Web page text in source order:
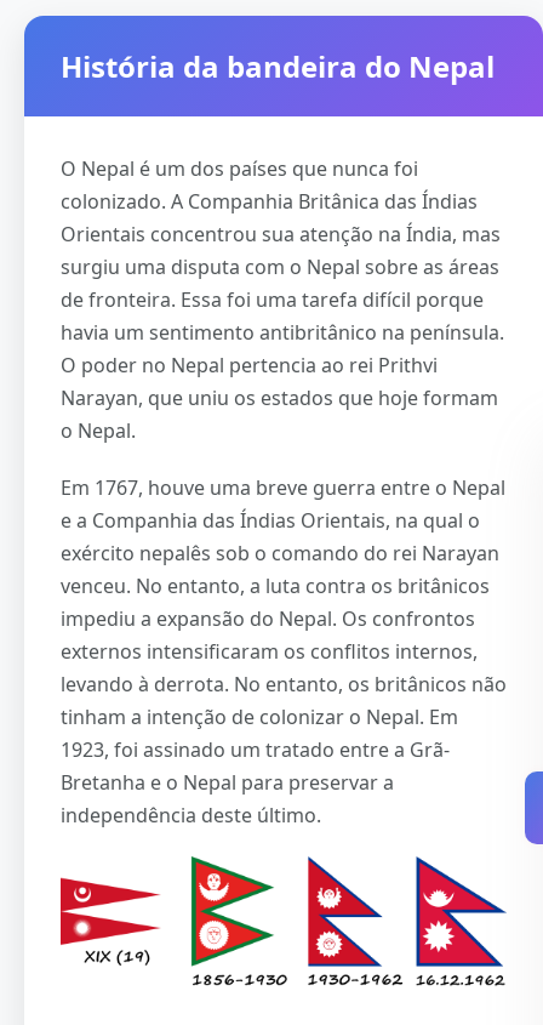
História da bandeira do Nepal
O Nepal é um dos países que nunca foi
colonizado. A Companhia Britânica das Índias
Orientais concentrou sua atenção na Índia, mas
surgiu uma disputa com o Nepal sobre as áreas
de fronteira. Essa foi uma tarefa difícil porque
havia um sentimento antibritânico na península.
O poder no Nepal pertencia ao rei Prithvi
Narayan, que uniu os estados que hoje formam
o Nepal.
Em 1767, houve uma breve guerra entre o Nepal
e a Companhia das Índias Orientais, na qual o
exército nepalês sob o comando do rei Narayan
venceu. No entanto, a luta contra os britânicos
impediu a expansão do Nepal. Os confrontos
externos intensificaram os conflitos internos,
levando à derrota. No entanto, os britânicos não
tinham a intenção de colonizar o Nepal. Em
1923, foi assinado um tratado entre a Grã-
Bretanha e o Nepal para preservar a
independência deste último.